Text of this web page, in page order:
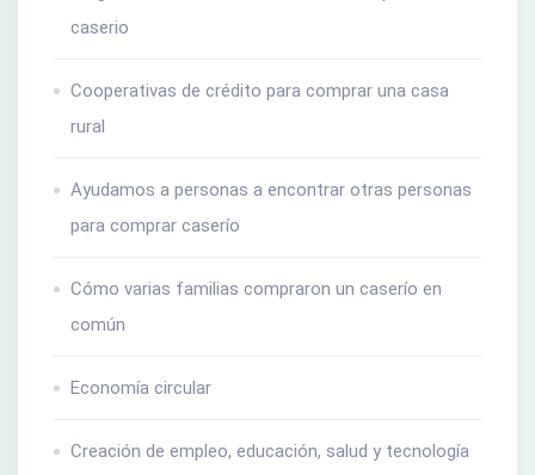
caserio
Cooperativas de crédito para comprar una casa
rural
Ayudamos a personas a encontrar otras personas
para comprar caserío
Cómo varias familias compraron un caserío en
común
Economía circular
Creación de empleo, educación, salud y tecnología